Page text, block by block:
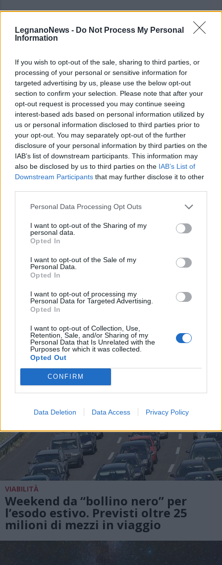
LegnanoNews - Do Not Process My Personal
Information
If you wish to opt-out of the sale, sharing to third parties, or
processing of your personal or sensitive information for
targeted advertising by us, please use the below opt-out
section to confirm your selection. Please note that after your
opt-out request is processed you may continue seeing
interest-based ads based on personal information utilized by
us or personal information disclosed to third parties prior to
your opt-out. You may separately opt-out of the further
disclosure of your personal information by third parties on the
IAB’s list of downstream participants. This information may
also be disclosed by us to third parties on the IAB’s List of
Downstream Participants that may further disclose it to other
Personal Data Processing Opt Outs
I want to opt-out of the Sharing of my
personal data.
Opted In
I want to opt-out of the Sale of my
Personal Data.
Opted In
I want to opt-out of processing my
Personal Data for Targeted Advertising.
Opted In
I want to opt-out of Collection, Use,
Retention, Sale, and/or Sharing of my
Personal Data that Is Unrelated with the
Purposes for which it was collected.
Opted Out
CONFIRM
Data Deletion Data Access Privacy Policy
ALTRE NOTIZIE DI CASTELLANZA
AUTOLAGHI
A8 Milano-Varese, chiuso di notte
lo svincolo di Castellanza: uscite
obbligatorie per quattro giorni
VIABILITÀ
Weekend da “bollino nero” per
l’esodo estivo. Previsti oltre 25
milioni di mezzi in viaggio